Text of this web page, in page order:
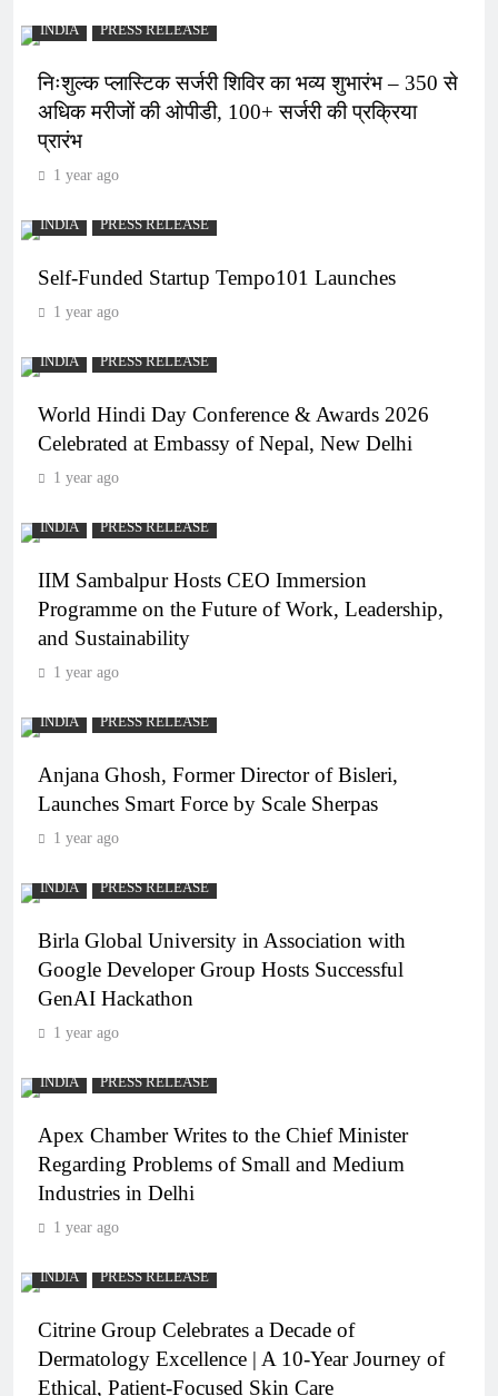
INDIA PRESS RELEASE
निःशुल्क प्लास्टिक सर्जरी शिविर का भव्य शुभारंभ – 350 से
अधिक मरीजों की ओपीडी, 100+ सर्जरी की प्रक्रिया
प्रारंभ
1 year ago
INDIA PRESS RELEASE
Self-Funded Startup Tempo101 Launches
1 year ago
INDIA PRESS RELEASE
World Hindi Day Conference & Awards 2026
Celebrated at Embassy of Nepal, New Delhi
1 year ago
INDIA PRESS RELEASE
IIM Sambalpur Hosts CEO Immersion
Programme on the Future of Work, Leadership,
and Sustainability
1 year ago
INDIA PRESS RELEASE
Anjana Ghosh, Former Director of Bisleri,
Launches Smart Force by Scale Sherpas
1 year ago
INDIA PRESS RELEASE
Birla Global University in Association with
Google Developer Group Hosts Successful
GenAI Hackathon
1 year ago
INDIA PRESS RELEASE
Apex Chamber Writes to the Chief Minister
Regarding Problems of Small and Medium
Industries in Delhi
1 year ago
INDIA PRESS RELEASE
Citrine Group Celebrates a Decade of
Dermatology Excellence | A 10-Year Journey of
Ethical, Patient-Focused Skin Care